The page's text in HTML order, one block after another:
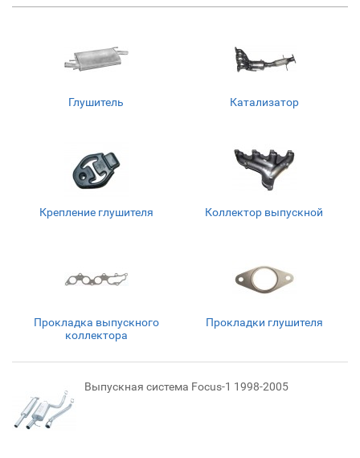
Глушитель Катализатор
Крепление глушителя Коллектор выпускной
Прокладка выпускного
коллектора
Прокладки глушителя
Выпускная система Focus-1 1998-2005